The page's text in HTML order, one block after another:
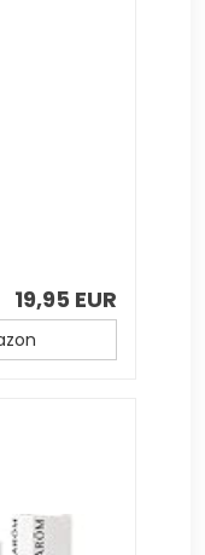
19,95 EUR